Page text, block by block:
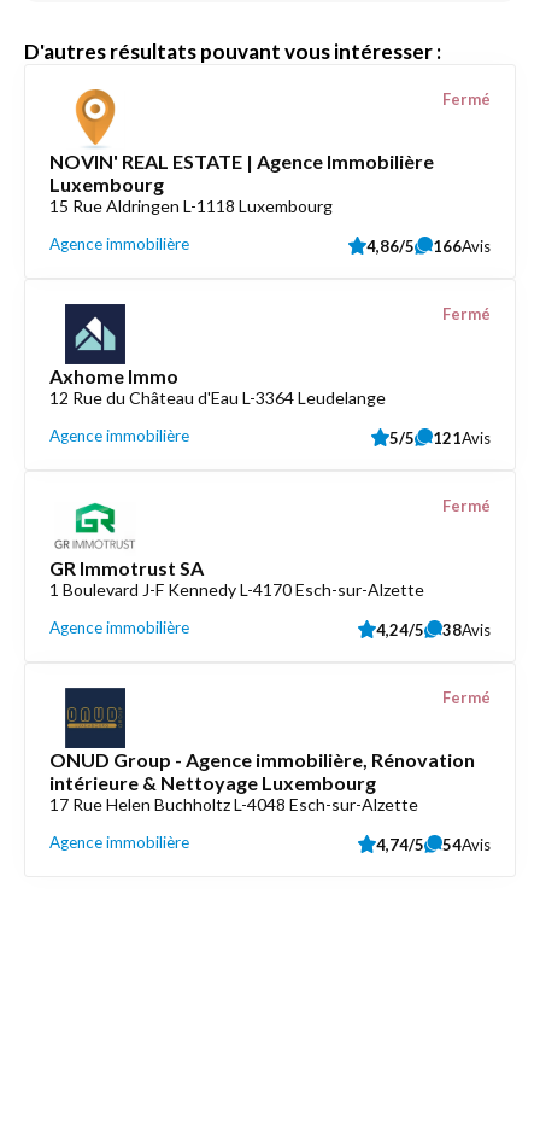
D'autres résultats pouvant vous intéresser :
NOVIN' REAL ESTATE | Agence Immobilière
Luxembourg
15 Rue Aldringen L-1118 Luxembourg
Agence immobilière
Fermé
4,86/5 166Avis
Axhome Immo
12 Rue du Château d'Eau L-3364 Leudelange
Agence immobilière
Fermé
5/5 121Avis
GR Immotrust SA
1 Boulevard J-F Kennedy L-4170 Esch-sur-Alzette
Agence immobilière
Fermé
4,24/5 38Avis
ONUD Group - Agence immobilière, Rénovation
intérieure & Nettoyage Luxembourg
17 Rue Helen Buchholtz L-4048 Esch-sur-Alzette
Agence immobilière
Fermé
4,74/5 54Avis